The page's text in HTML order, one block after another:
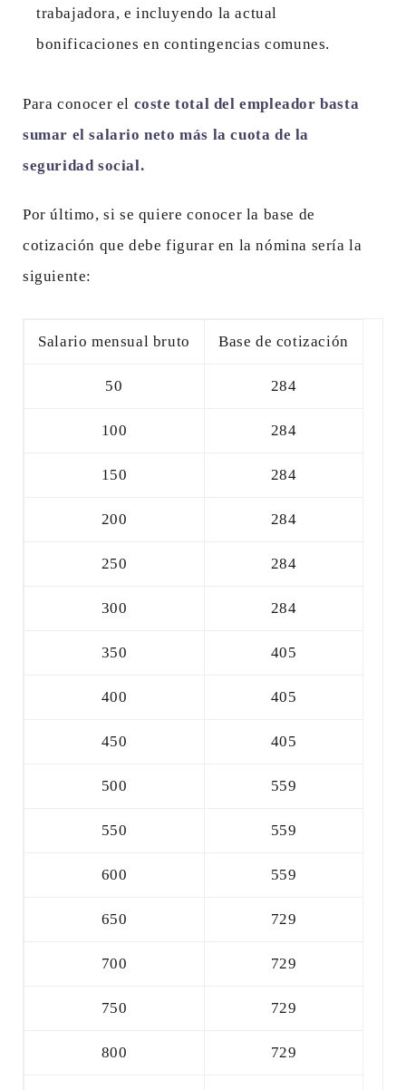
trabajadora, e incluyendo la actual
bonificaciones en contingencias comunes.
Para conocer el coste total del empleador basta
sumar el salario neto más la cuota de la
seguridad social.
Por último, si se quiere conocer la base de
cotización que debe figurar en la nómina sería la
siguiente:
Salario mensual bruto Base de cotización
50 284
100 284
150 284
200 284
250 284
300 284
350 405
400 405
450 405
500 559
550 559
600 559
650 729
700 729
750 729
800 729